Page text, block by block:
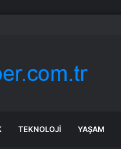
TEKNOLOJI YAŞAM